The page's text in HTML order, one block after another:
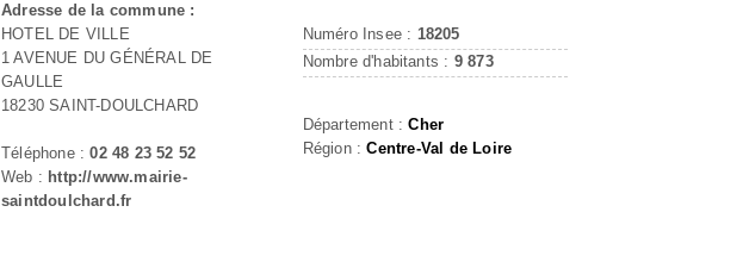
Adresse de la commune :
HOTEL DE VILLE
1 AVENUE DU GÉNÉRAL DE
GAULLE
18230 SAINT-DOULCHARD
Téléphone :02 48 23 52 52
Web : http://www.mairie-
saintdoulchard.fr
Numéro Insee : 18205
Nombre d'habitants : 9 873
Département :Cher
Région :Centre-Val de Loire